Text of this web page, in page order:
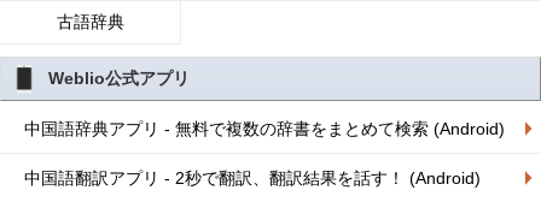
古語辞典
Weblio公式アプリ
中国語辞典アプリ - 無料で複数の辞書をまとめて検索 (Android)
中国語翻訳アプリ - 2秒で翻訳、翻訳結果を話す！ (Android)